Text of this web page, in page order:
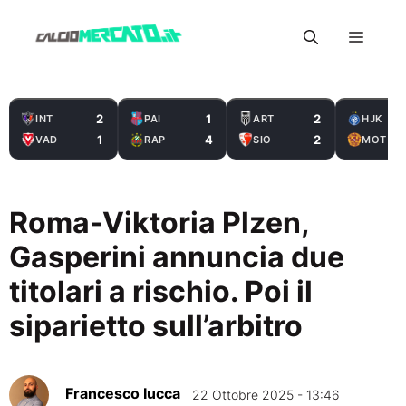
Menu
INT 2
VAD 1
PAI 1
RAP 4
ART 2
SIO 2
HJK
MOT
Roma-Viktoria Plzen,
Gasperini annuncia due
titolari a rischio. Poi il
siparietto sull’arbitro
Francesco Iucca 22 Ottobre 2025 - 13:46